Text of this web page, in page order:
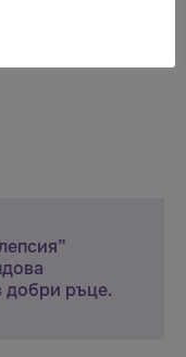
добри ръце.